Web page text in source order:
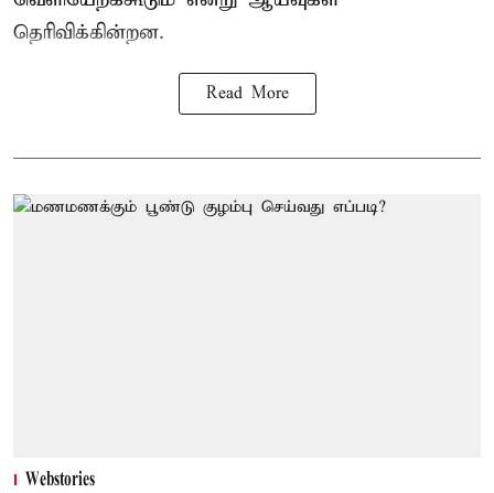
தெரிவிக்கின்றன.
Read More
Webstories